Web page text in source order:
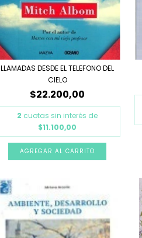
LLAMADAS DESDE EL TELEFONO DEL
CIELO
$22.200,00
2 cuotas sin interés de
$11.100,00